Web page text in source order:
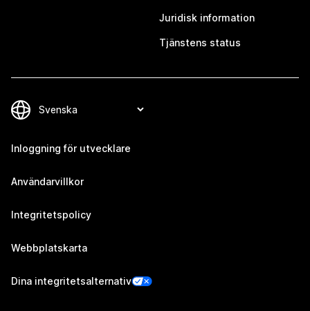
Juridisk information
Tjänstens status
Inloggning för utvecklare
Användarvillkor
Integritetspolicy
Webbplatskarta
Dina integritetsalternativ